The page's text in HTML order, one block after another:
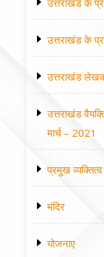
उत्तराखंड के
उत्तराखंड लेखक
उत्तराखंड
मार्च – 2021
प्रमुख व्यक्तित्व
मंदिर
योजनाए